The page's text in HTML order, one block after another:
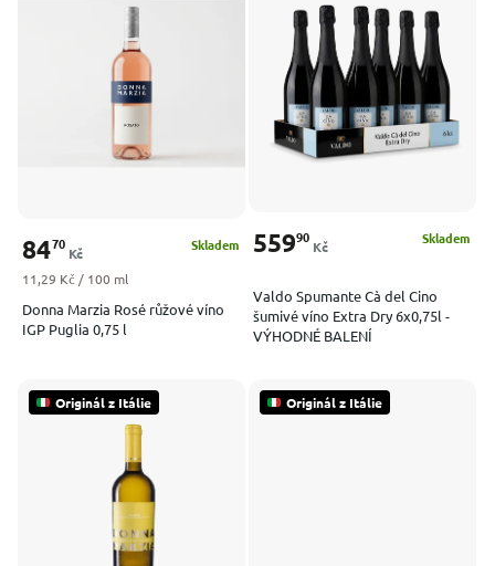
Nejprodávanější
Abecedně
Donna Marzia Rosé růžové víno
IGP Puglia 0,75 l
Skladem
8470
Kč
Měrná cena:
11,29 Kč / 100 ml
Valdo Spumante Cà del Cino
šumivé víno Extra Dry 6x0,75l -
VÝHODNÉ BALENÍ
Skladem
55990
Kč
Originál z Itálie Originál z Itálie